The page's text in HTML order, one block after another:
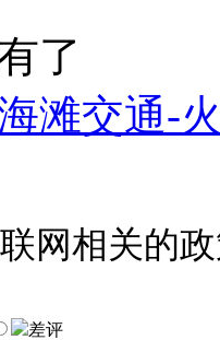
了
滩交通-
网相关的
差评